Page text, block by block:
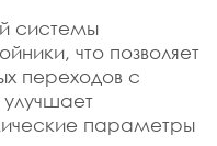
системы
что позволяет
переходов с
улучшает
параметры